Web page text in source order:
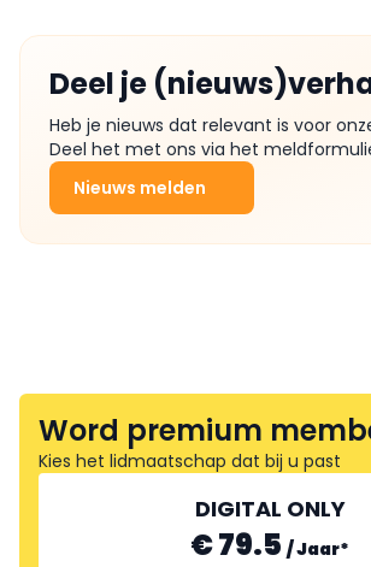
Deel je
Heb je nieuws dat relevant is voor
Deel het met ons via het
Nieuws melden
Word premium
Kies het lidmaatschap dat bij u past
DIGITAL ONLY
€ 79.5 /Jaar*